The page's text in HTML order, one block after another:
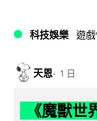
科技娛樂 遊
天恩 1 日
《魔獸世